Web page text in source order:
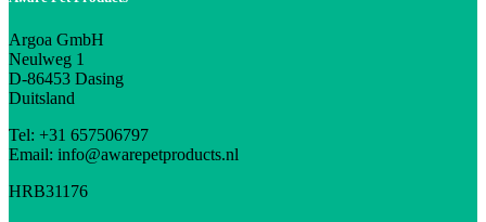
Argoa GmbH
Neulweg 1
D-86453 Dasing
Duitsland
Tel: +31 657506797
Email: info@awarepetproducts.nl
HRB31176